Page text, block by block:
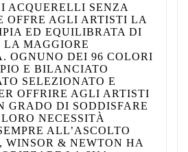
ACQUERELLI SENZA
OFFRE AGLI ARTISTI LA
ED EQUILIBRATA DI
LA MAGGIORE
OGNUNO DEI 96 COLORI
E BILANCIATO
SELEZIONATO E
OFFRIRE AGLI ARTISTI
GRADO DI SODDISFARE
NECESSITÀ
ALL’ASCOLTO
WINSOR & NEWTON HA